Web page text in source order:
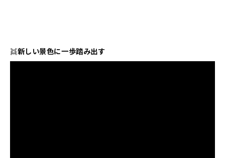
👯新しい景色に一歩踏み出す